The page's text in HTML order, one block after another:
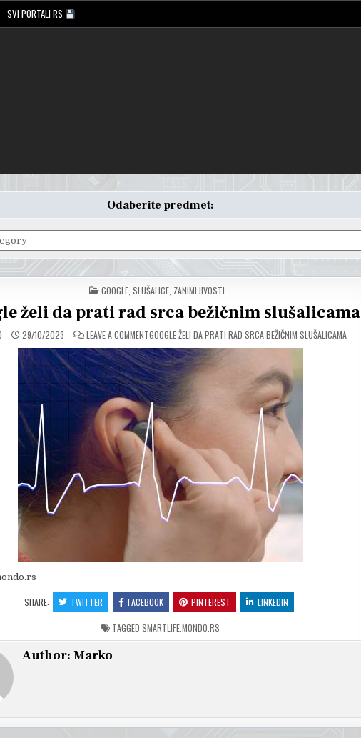
SVI PORTALI RS
Odaberite predmet:
POSTED
IN
GOOGLE ,SLUŠALICE ZANIMLJIVOSTI
želi da prati rad srca bežičnim slušalicama
29/10/2023 LEAVE A COMMENTON
GOOGLE ŽELI DA PRATI RAD SRCA BEŽIČNIM SLUŠALICAMA
SHARE: TWITTER FACEBOOK PINTEREST LINKEDIN
TAGGEDSMARTLIFE.MONDO.RS
Author: Marko